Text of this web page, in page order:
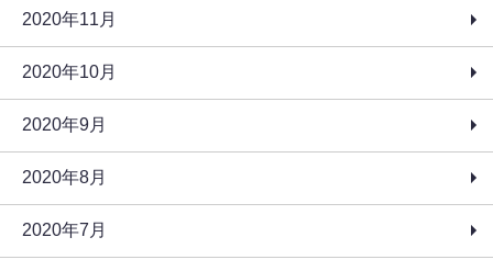
2020年11月
2020年10月
2020年9月
2020年8月
2020年7月